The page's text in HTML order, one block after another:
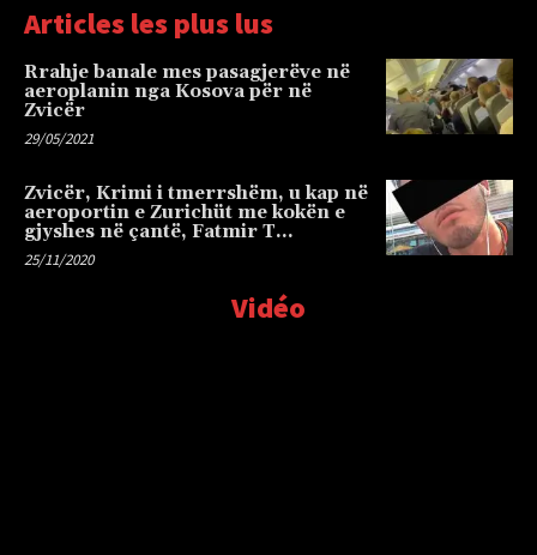
Articles les plus lus
Rrahje banale mes pasagjerëve në
aeroplanin nga Kosova për në
Zvicër
29/05/2021
Zvicër, Krimi i tmerrshëm, u kap në
aeroportin e Zurichüt me kokën e
gjyshes në çantë, Fatmir T…
25/11/2020
Vidéo